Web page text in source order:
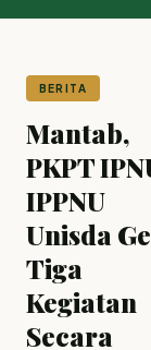
BERITA
Mantab,
PKPT
IPPNU
Unisda
Tiga
Kegiatan
Secara